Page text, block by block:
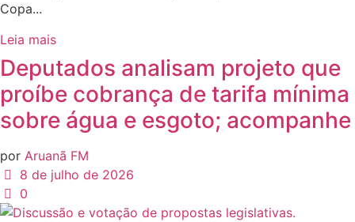
Copa...
Leia mais
Deputados analisam projeto que
proíbe cobrança de tarifa mínima
sobre água e esgoto; acompanhe
por Aruanã FM
8 de julho de 2026
0